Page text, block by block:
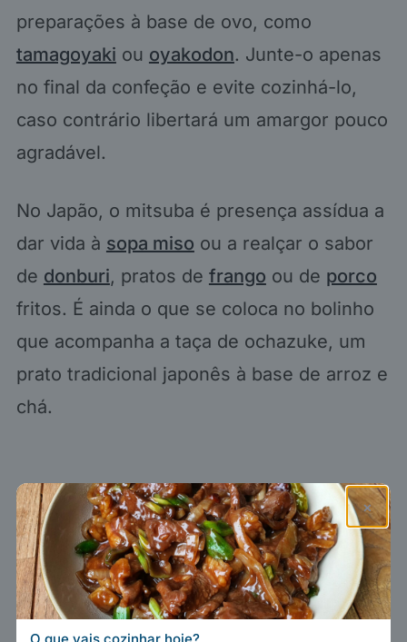
preparações à base de ovo, como
tamagoyaki ou oyakodon. Junte-o apenas
no final da confeção e evite cozinhá-lo,
caso contrário libertará um amargor pouco
agradável.
No Japão, o mitsuba é presença assídua a
dar vida à sopa miso ou a realçar o sabor
de donburi, pratos de frango ou de porco
fritos. É ainda o que se coloca no bolinho
que acompanha a taça de ochazuke, um
prato tradicional japonês à base de arroz e
chá.
×
O que vais cozinhar hoje?